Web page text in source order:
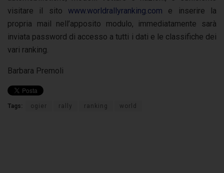
visitare il sito www.worldrallyranking.com e inserire la
propria mail nell’apposito modulo, immediatamente sarà
inviata password di accesso a tutti i dati e le classifiche dei
vari ranking.
Barbara Premoli
Tags: ogier rally ranking world